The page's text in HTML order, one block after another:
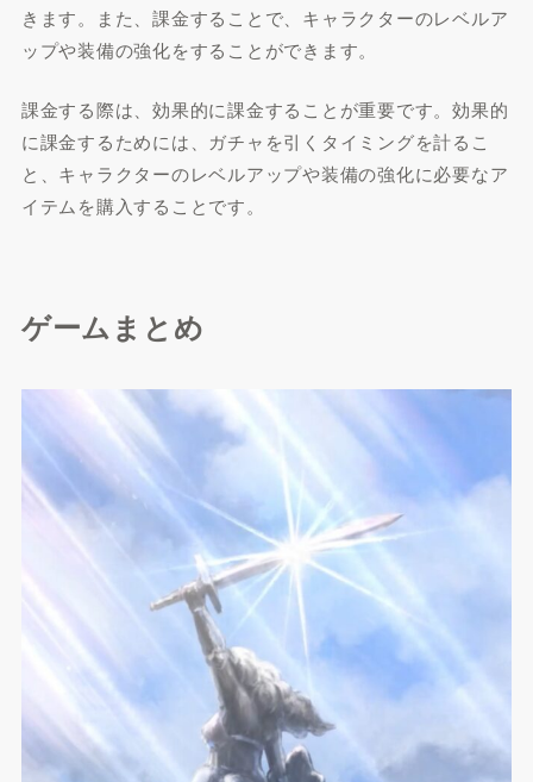
きます。また、課金することで、キャラクターのレベルア
ップや装備の強化をすることができます。
課金する際は、効果的に課金することが重要です。効果的
に課金するためには、ガチャを引くタイミングを計るこ
と、キャラクターのレベルアップや装備の強化に必要なア
イテムを購入することです。
ゲームまとめ